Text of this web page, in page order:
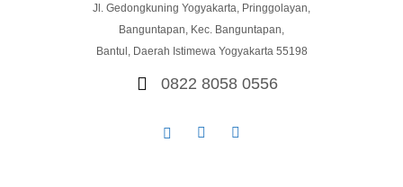
Jl. Gedongkuning Yogyakarta, Pringgolayan,
Banguntapan, Kec. Banguntapan,
Bantul, Daerah Istimewa Yogyakarta 55198
0822 8058 0556